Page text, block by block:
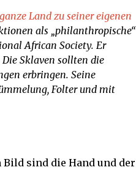
Land zu seiner eigenen
als „philanthropische“
African Society. Er
Sklaven sollten die
erbringen. Seine
Folter und mit
Bild sind die Hand und der